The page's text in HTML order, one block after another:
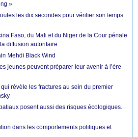
»
les dix secondes pour vérifier son temps
Faso, du Mali et du Niger de la Cour pénale
diffusion autoritaire
Mehdi Black Wind
jeunes peuvent préparer leur avenir à l’ère
révèle les fractures au sein du premier
posent aussi des risques écologiques.
dans les comportements politiques et